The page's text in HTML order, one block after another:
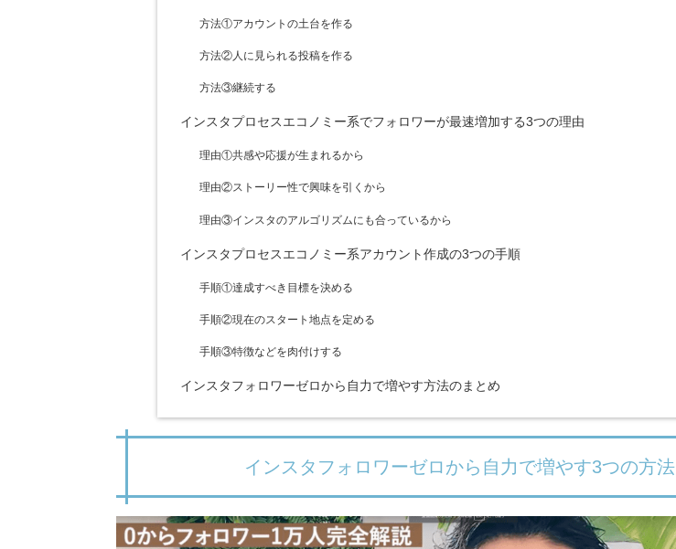
方法①アカウントの土台を作る
方法②人に見られる投稿を作る
方法③継続する
インスタプロセスエコノミー系でフォロワーが最速増加する3つの理由
理由①共感や応援が生まれるから
理由②ストーリー性で興味を引くから
理由③インスタのアルゴリズムにも合っているから
インスタプロセスエコノミー系アカウント作成の3つの手順
手順①達成すべき目標を決める
手順②現在のスタート地点を定める
手順③特徴などを肉付けする
インスタフォロワーゼロから自力で増やす方法のまとめ
インスタフォロワーゼロから自力で増やす3つの方法